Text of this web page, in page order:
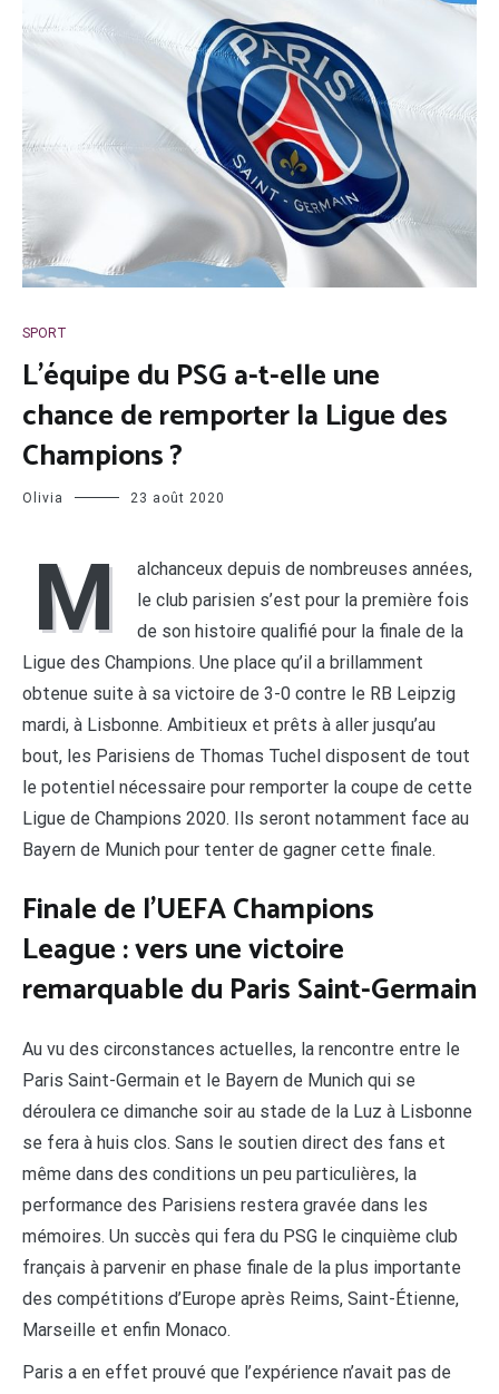
SPORT
L’équipe du PSG a-t-elle une
chance de remporter la Ligue des
Champions ?
Olivia 23 août 2020
M
alchanceux depuis de nombreuses années,
le club parisien s’est pour la première fois
de son histoire qualifié pour la finale de la
Ligue des Champions. Une place qu’il a brillamment
obtenue suite à sa victoire de 3-0 contre le RB Leipzig
mardi, à Lisbonne. Ambitieux et prêts à aller jusqu’au
bout, les Parisiens de Thomas Tuchel disposent de tout
le potentiel nécessaire pour remporter la coupe de cette
Ligue de Champions 2020. Ils seront notamment face au
Bayern de Munich pour tenter de gagner cette finale.
Finale de l’UEFA Champions
League : vers une victoire
remarquable du Paris Saint-Germain
Au vu des circonstances actuelles, la rencontre entre le
Paris Saint-Germain et le Bayern de Munich qui se
déroulera ce dimanche soir au stade de la Luz à Lisbonne
se fera à huis clos. Sans le soutien direct des fans et
même dans des conditions un peu particulières, la
performance des Parisiens restera gravée dans les
mémoires. Un succès qui fera du PSG le cinquième club
français à parvenir en phase finale de la plus importante
des compétitions d’Europe après Reims, Saint-Étienne,
Marseille et enfin Monaco.
Paris a en effet prouvé que l’expérience n’avait pas de